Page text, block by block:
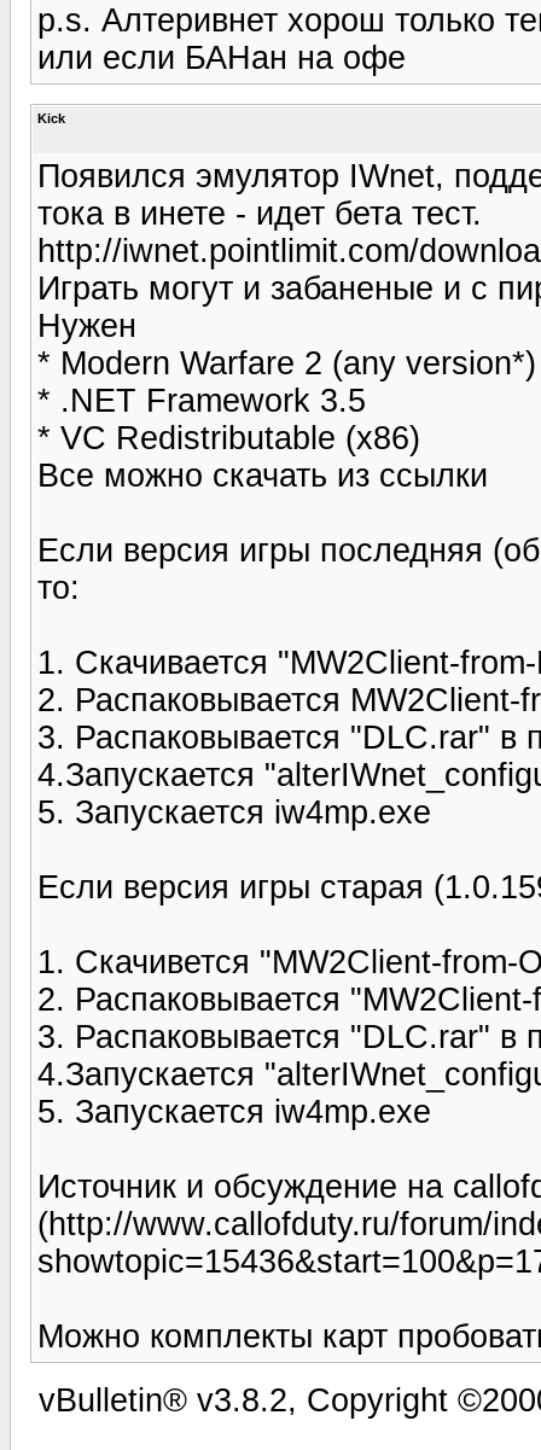
p.s. Алтеривнет хорош только
или если БАНан на офе
Kick
Появился эмулятор IWnet,
тока в инете - идет бета тест.
http://iwnet.pointlimit.com/
Играть могут и забаненые и с
Нужен
* Modern Warfare 2 (any version*)
* .NET Framework 3.5
* VC Redistributable (x86)
Все можно скачать из ссылки
Если версия игры последняя
то:
1. Скачивается "MW2Client-
2. Распаковывается MW2Client-
3. Распаковывается "DLC.rar" в
4.Запускается
5. Запускается iw4mp.exe
Если версия игры старая
1. Скачивется "MW2Client-from-
2. Распаковывается
3. Распаковывается "DLC.rar" в
4.Запускается
5. Запускается iw4mp.exe
Источник и обсуждение на
(http://www.callofduty.ru/forum/
Можно комплекты карт
vBulletin® v3.8.2, Copyright